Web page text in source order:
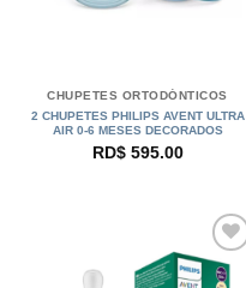
CHUPETES ORTODÓNTICOS
2 CHUPETES PHILIPS AVENT ULTRA
AIR 0-6 MESES DECORADOS
RD$595.00